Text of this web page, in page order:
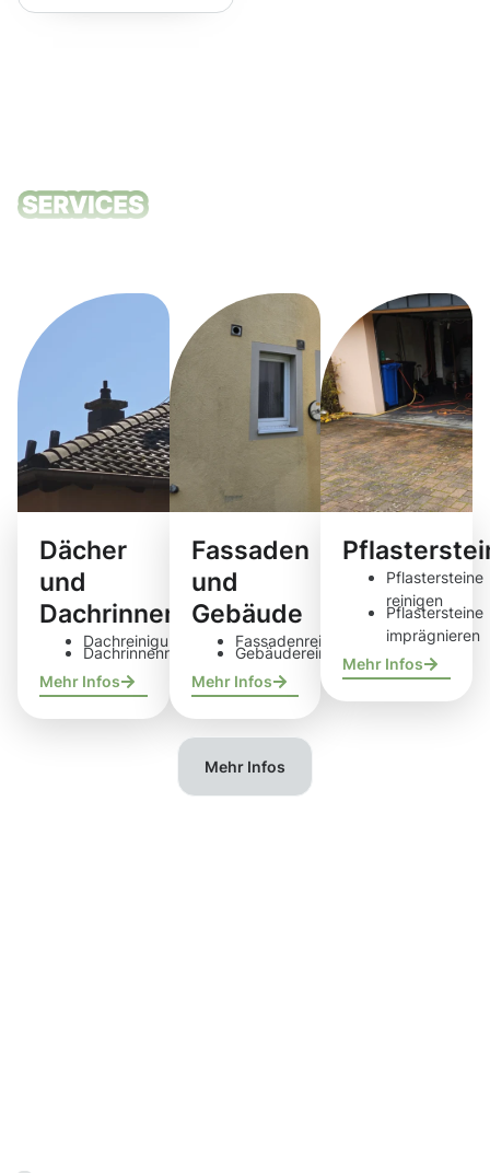
empfehlen!
Dächer
und
Dachrinnen
Dachreinigung
Dachrinnenreinigung
Mehr Infos
Fassaden
und
Gebäude
Fassadenreinigung
Gebäudereinigung
Mehr Infos
Pflastersteine
reinigen
Pflastersteine
imprägnieren
Mehr Infos
Mehr Infos